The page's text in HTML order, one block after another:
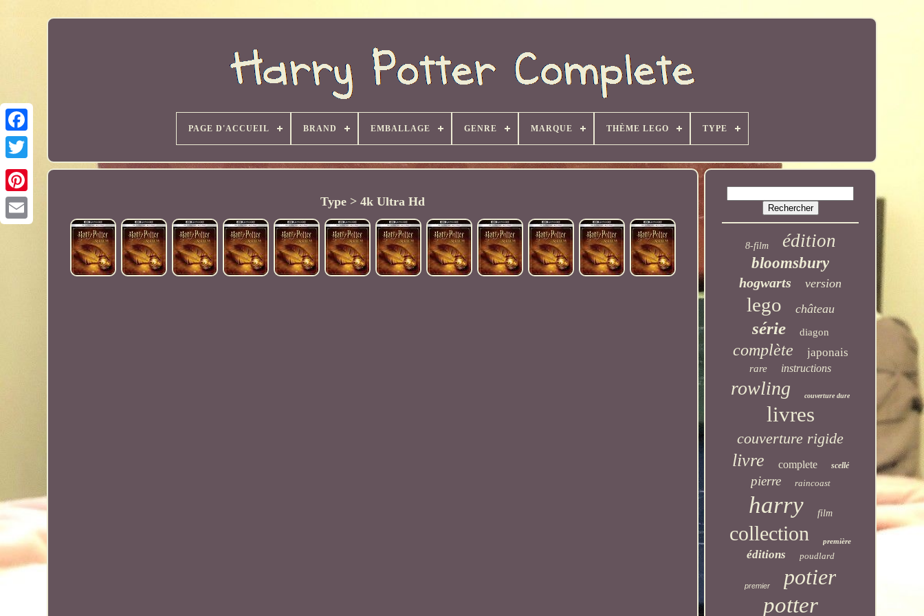
PAGE D'ACCUEIL BRAND EMBALLAGE GENRE MARQUE THÈME LEGO TYPE
Type > 4k Ultra Hd
8-film édition
bloomsbury
hogwarts version
lego château
série diagon
complète japonais
rare instructions
rowling couverture dure
livres
couverture rigide
livre complete scellé
pierre raincoast
harry film
collection première
éditions poudlard
premier
potier
potter